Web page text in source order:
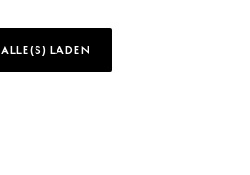
ALLE(S) LADEN